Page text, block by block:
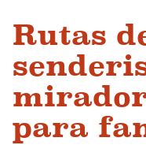
Rutas
para